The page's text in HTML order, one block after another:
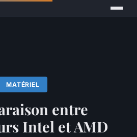
MATÉRIEL
entre
Intel et AMD